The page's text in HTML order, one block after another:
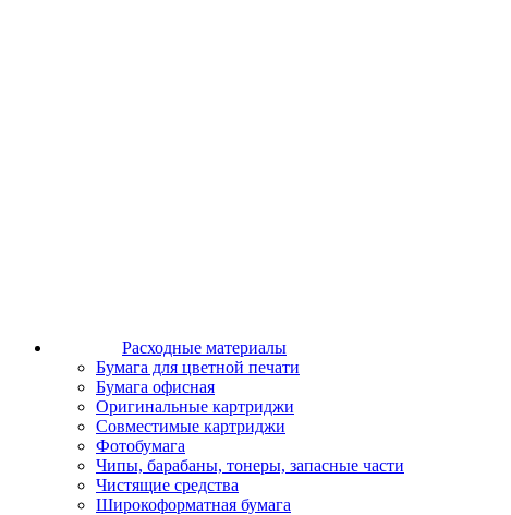
Расходные материалы
Бумага для цветной печати
Бумага офисная
Оригинальные картриджи
Совместимые картриджи
Фотобумага
Чипы, барабаны, тонеры, запасные части
Чистящие средства
Широкоформатная бумага